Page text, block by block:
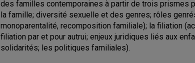
des familles contemporaines à partir de trois prismes
la famille; diversité sexuelle et des genres; rôles
monoparentalité, recomposition familiale); la filiation
filiation par et pour autrui; enjeux juridiques liés aux
solidarités; les politiques familiales).